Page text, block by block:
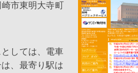
市東明大寺町
しては、電車
、最寄り駅は